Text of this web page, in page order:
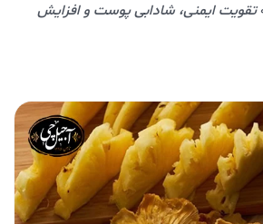
تقویت ایمنی، شادابی پوست و افزایش